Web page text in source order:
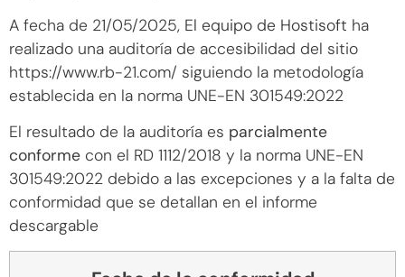
A fecha de 21/05/2025, El equipo de Hostisoft ha
realizado una auditoría de accesibilidad del sitio
https://www.rb-21.com/ siguiendo la metodología
establecida en la norma UNE-EN 301549:2022
El resultado de la auditoría es parcialmente
conforme con el RD 1112/2018 y la norma UNE-EN
301549:2022 debido a las excepciones y a la falta de
conformidad que se detallan en el informe
descargable